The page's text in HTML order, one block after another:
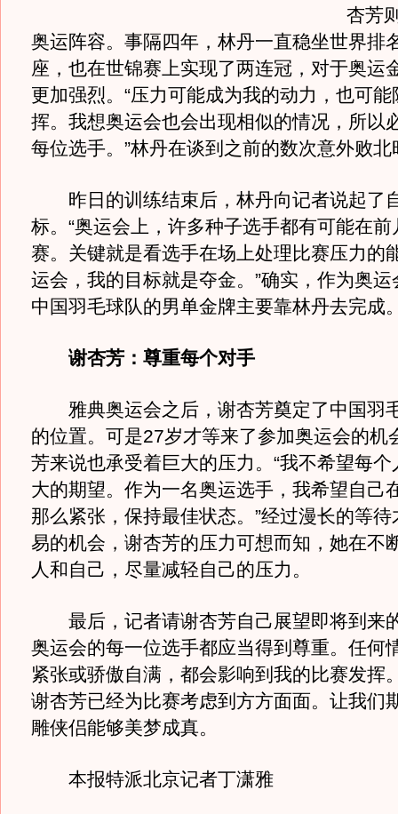
杏芳
奥运阵容。事隔四年，林丹一直稳坐世界排
座，也在世锦赛上实现了两连冠，对于奥运
更加强烈。“压力可能成为我的动力，也可
挥。我想奥运会也会出现相似的情况，所以
每位选手。”林丹在谈到之前的数次意外败
昨日的训练结束后，林丹向记者说起了
标。“奥运会上，许多种子选手都有可能在
赛。关键就是看选手在场上处理比赛压力的
运会，我的目标就是夺金。”确实，作为奥
中国羽毛球队的男单金牌主要靠林丹去完成
谢杏芳：尊重每个对手
雅典奥运会之后，谢杏芳奠定了中国羽
的位置。可是27岁才等来了参加奥运会的机
芳来说也承受着巨大的压力。“我不希望每
大的期望。作为一名奥运选手，我希望自己
那么紧张，保持最佳状态。”经过漫长的等
易的机会，谢杏芳的压力可想而知，她在不
人和自己，尽量减轻自己的压力。
最后，记者请谢杏芳自己展望即将到来
奥运会的每一位选手都应当得到尊重。任何
紧张或骄傲自满，都会影响到我的比赛发挥
谢杏芳已经为比赛考虑到方方面面。让我们
雕侠侣能够美梦成真。
本报特派北京记者丁潇雅